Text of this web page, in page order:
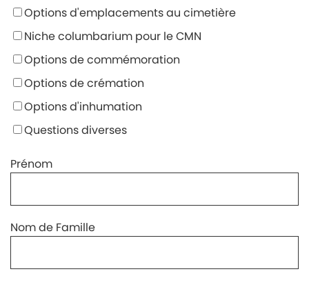
Options d'emplacements au cimetière
Niche columbarium pour le CMN
Options de commémoration
Options de crémation
Options d'inhumation
Questions diverses
Prénom
Nom de Famille